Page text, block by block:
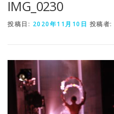
IMG_0230
投稿日: 2020年11月10日 投稿者: